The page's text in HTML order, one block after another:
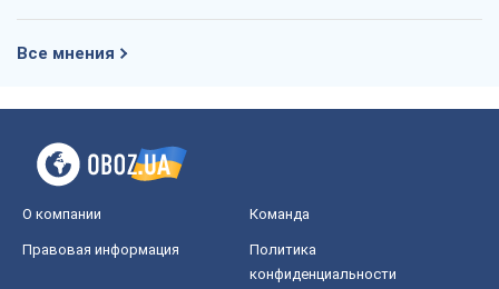
Все мнения
О компании Команда
Правовая информация
Политика
конфиденциальности